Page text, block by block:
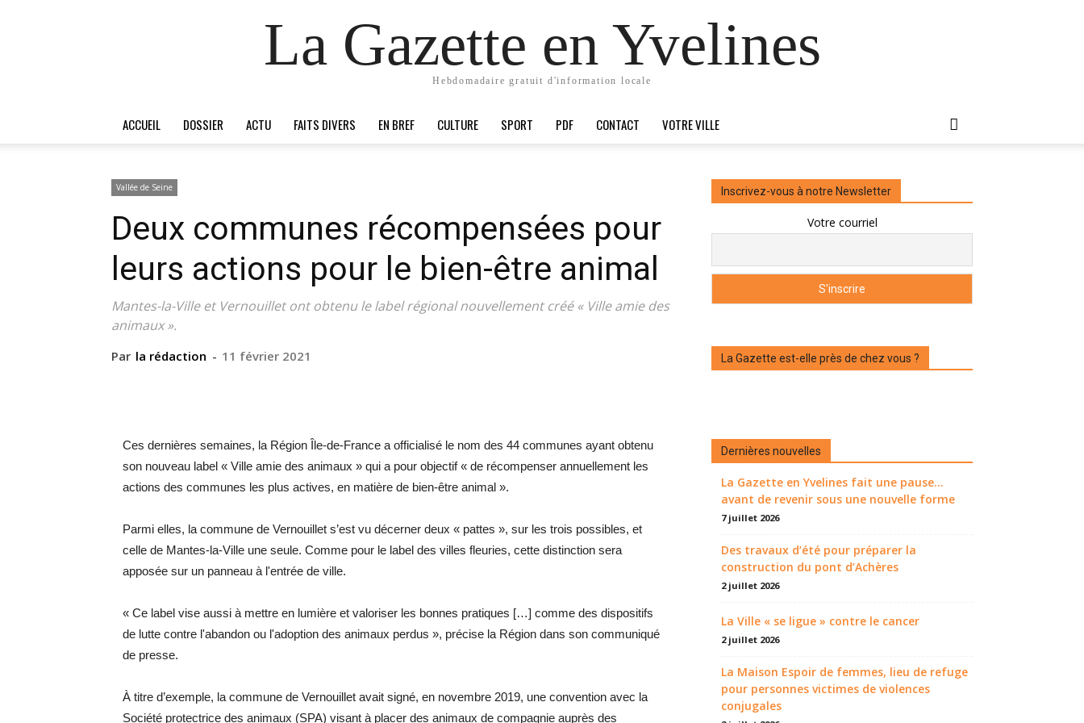
La Gazette en Yvelines
Hebdomadaire gratuit d'information locale
ACCUEIL DOSSIER ACTU FAITS DIVERS EN BREF CULTURE SPORT PDF CONTACT VOTRE VILLE
Vallée de Seine
Deux communes récompensées pour
leurs actions pour le bien-être animal
Mantes-la-Ville et Vernouillet ont obtenu le label régional nouvellement créé « Ville amie des
animaux ».
Par la rédaction - 11 février 2021
Ces dernières semaines, la Région Île-de-France a officialisé le nom des 44 communes ayant obtenu
son nouveau label « Ville amie des animaux » qui a pour objectif « de récompenser annuellement les
actions des communes les plus actives, en matière de bien-être animal ».
Parmi elles, la commune de Vernouillet s’est vu décerner deux « pattes », sur les trois possibles, et
celle de Mantes-la-Ville une seule. Comme pour le label des villes fleuries, cette distinction sera
apposée sur un ­panneau à l'entrée de ville.
« Ce label vise aussi à mettre en lumière et valoriser les bonnes pratiques […] comme des dispositifs
de lutte contre l'abandon ou l'adoption des animaux perdus », précise la Région dans son communiqué
de presse.
À titre d’exemple, la commune de Vernouillet avait signé, en novembre 2019, une convention avec la
Société protectrice des animaux (SPA) visant à placer des animaux de compagnie auprès des
Inscrivez-vous à notre Newsletter
Votre courriel
La Gazette est-elle près de chez vous ?
Dernières nouvelles
La Gazette en Yvelines fait une pause...
avant de revenir sous une nouvelle forme
7 juillet 2026
Des travaux d’été pour préparer la
construction du pont d’Achères
2 juillet 2026
La Ville « se ligue » contre le cancer
2 juillet 2026
La Maison Espoir de femmes, lieu de refuge
pour personnes victimes de violences
conjugales